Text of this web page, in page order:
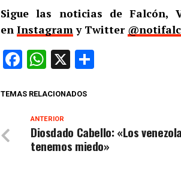
Sigue las noticias de Falcón,
en Instagramy Twitter
Facebook
WhatsApp
X
TEMAS RELACIONADOS
ANTERIOR
Diosdado Cabello: «Los
tenemos miedo»